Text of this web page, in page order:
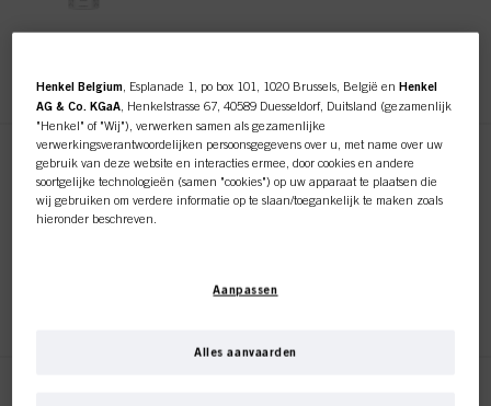
Scalp Clinix Pre-Shampoo
Scrub 200ml
ID-nr. 3075313
REGISTEREN EN KOPEN
Henkel Belgium , Esplanade 1, po box 101, 1020 Brussels, België enHenkel
AG & Co. KGaA , Henkelstrasse 67, 40589 Duesseldorf, Duitsland (gezamenlijk
"Henkel" of "Wij"), verwerken samen als gezamenlijke
verwerkingsverantwoordelijken persoonsgegevens over u, met name over uw
gebruik van deze website en interacties ermee, door cookies en andere
soortgelijke technologieën (samen "cookies") op uw apparaat te plaatsen die
wij gebruiken om verdere informatie op te slaan/toegankelijk te maken zoals
hieronder beschreven.
aangegeven in onze Gegevensbeschermingsverklaring waarnaar een link in
te meten en te optimaliseren, om u
Aanpassen
Alles aanvaarden